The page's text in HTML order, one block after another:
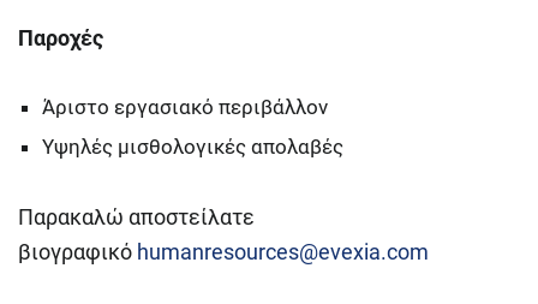
Παροχές
Άριστο εργασιακό περιβάλλον
Υψηλές μισθολογικές απολαβές
Παρακαλώ αποστείλατε
βιογραφικό humanresources@evexia.com